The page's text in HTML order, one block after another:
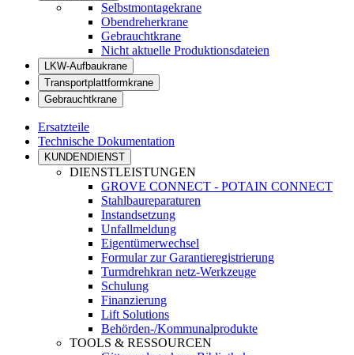
Selbstmontagekrane
Obendreherkrane
Gebrauchtkrane
Nicht aktuelle Produktionsdateien
LKW-Aufbaukrane
Transportplattformkrane
Gebrauchtkrane
Ersatzteile
Technische Dokumentation
KUNDENDIENST
DIENSTLEISTUNGEN
GROVE CONNECT - POTAIN CONNECT
Stahlbaureparaturen
Instandsetzung
Unfallmeldung
Eigentümerwechsel
Formular zur Garantieregistrierung
Turmdrehkran netz-Werkzeuge
Schulung
Finanzierung
Lift Solutions
Behörden-/Kommunalprodukte
TOOLS & RESSOURCEN